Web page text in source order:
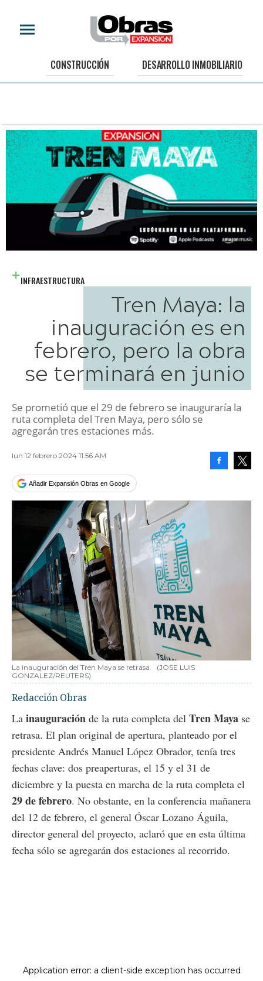
CONSTRUCCIÓN DESARROLLO INMOBILIARIO
INFRAESTRUCTURA
Tren Maya: la
inauguración es en
febrero, pero la obra
se terminará en junio
Se prometió que el 29 de febrero se inauguraría la
ruta completa del Tren Maya, pero sólo se
agregarán tres estaciones más.
lun 12 febrero 2024 11:56 AM
Añadir Expansión Obras en Google
La inauguración del Tren Maya se retrasa.
(JOSE LUIS
GONZALEZ/REUTERS)
Redacción Obras
La inauguración de la ruta completa del Tren Maya se
retrasa. El plan original de apertura, planteado por el
presidente Andrés Manuel López Obrador, tenía tres
fechas clave: dos preaperturas, el 15 y el 31 de
diciembre y la puesta en marcha de la ruta completa el
29 de febrero. No obstante, en la conferencia mañanera
del 12 de febrero, el general Óscar Lozano Águila,
director general del proyecto, aclaró que en esta última
fecha sólo se agregarán dos estaciones al recorrido.